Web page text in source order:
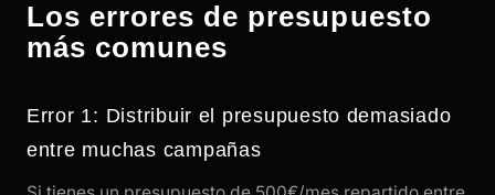
Los errores de presupuesto
más comunes
Error 1: Distribuir el presupuesto demasiado
entre muchas campañas